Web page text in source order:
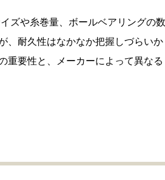
ズや糸巻量、ボールベアリングの数
、耐久性はなかなか把握しづらいか
重要性と、メーカーによって異なる